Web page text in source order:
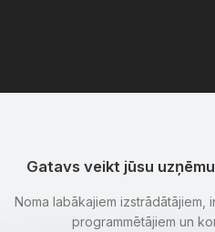
Gatavs veikt jūsu
Noma labākajiem izstrādātājiem,
programmētājiem un